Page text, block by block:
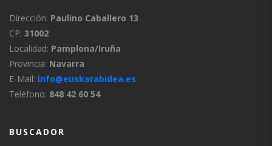
Dirección: Paulino Caballero 13
CP: 31002
Localidad: Pamplona/Iruña
Provincia: Navarra
E-Mail: info@euskarabidea.es
Teléfono: 848 42 60 54
BUSCADOR